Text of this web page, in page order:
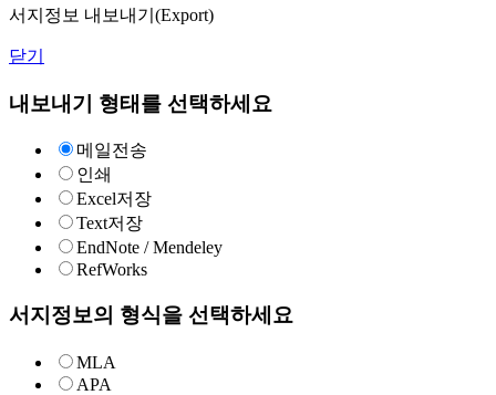
서지정보 내보내기(Export)
닫기
내보내기 형태를 선택하세요
메일전송
인쇄
Excel저장
Text저장
EndNote / Mendeley
RefWorks
서지정보의 형식을 선택하세요
MLA
APA